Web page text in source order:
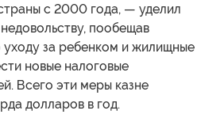
с 2000 года, — уделил
пообещав
уходу за ребенком и жилищные
новые налоговые
Всего эти меры казне
долларов в год.